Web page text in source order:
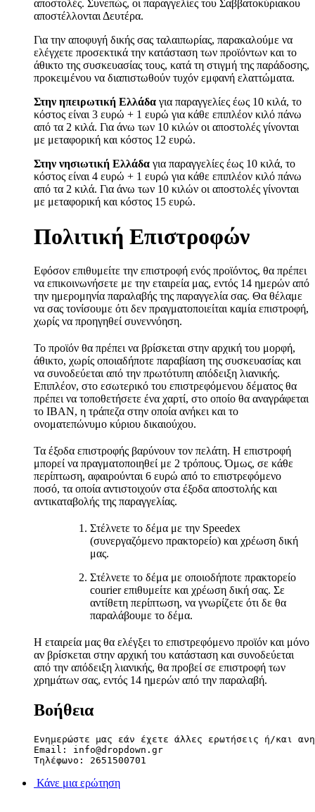
αποστολές. Συνεπώς, οι παραγγελίες του Σαββατοκύριακου
αποστέλλονται Δευτέρα.
Για την αποφυγή δικής σας ταλαιπωρίας, παρακαλούμε να
ελέγχετε προσεκτικά την κατάσταση των προϊόντων και το
άθικτο της συσκευασίας τους, κατά τη στιγμή της παράδοσης,
προκειμένου να διαπιστωθούν τυχόν εμφανή ελαττώματα.
Στην ηπειρωτική Ελλάδα για παραγγελίες έως 10 κιλά, το
κόστος είναι 3 ευρώ + 1 ευρώ για κάθε επιπλέον κιλό πάνω
από τα 2 κιλά. Για άνω των 10 κιλών οι αποστολές γίνονται
με μεταφορική και κόστος 12 ευρώ.
Στην νησιωτική Ελλάδα για παραγγελίες έως 10 κιλά, το
κόστος είναι 4 ευρώ + 1 ευρώ για κάθε επιπλέον κιλό πάνω
από τα 2 κιλά. Για άνω των 10 κιλών οι αποστολές γίνονται
με μεταφορική και κόστος 15 ευρώ.
Πολιτική Επιστροφών
Εφόσον επιθυμείτε την επιστροφή ενός προϊόντος, θα πρέπει
να επικοινωνήσετε με την εταιρεία μας, εντός 14 ημερών από
την ημερομηνία παραλαβής της παραγγελία σας. Θα θέλαμε
να σας τονίσουμε ότι δεν πραγματοποιείται καμία επιστροφή,
χωρίς να προηγηθεί συνεννόηση.
Το προϊόν θα πρέπει να βρίσκεται στην αρχική του μορφή,
άθικτο, χωρίς οποιαδήποτε παραβίαση της συσκευασίας και
να συνοδεύεται από την πρωτότυπη απόδειξη λιανικής.
Επιπλέον, στο εσωτερικό του επιστρεφόμενου δέματος θα
πρέπει να τοποθετήσετε ένα χαρτί, στο οποίο θα αναγράφεται
το IBAN, η τράπεζα στην οποία ανήκει και το
ονοματεπώνυμο κύριου δικαιούχου.
Τα έξοδα επιστροφής βαρύνουν τον πελάτη. Η επιστροφή
μπορεί να πραγματοποιηθεί με 2 τρόπους. Όμως, σε κάθε
περίπτωση, αφαιρούνται 6 ευρώ από το επιστρεφόμενο
ποσό, τα οποία αντιστοιχούν στα έξοδα αποστολής και
αντικαταβολής της παραγγελίας.
Στέλνετε το δέμα με την Speedex
(συνεργαζόμενο πρακτορείο) και χρέωση δική
μας.
Στέλνετε το δέμα με οποιοδήποτε πρακτορείο
courier επιθυμείτε και χρέωση δική σας. Σε
αντίθετη περίπτωση, να γνωρίζετε ότι δε θα
παραλάβουμε το δέμα.
Η εταιρεία μας θα ελέγξει το επιστρεφόμενο προϊόν και μόνο
αν βρίσκεται στην αρχική του κατάσταση και συνοδεύεται
από την απόδειξη λιανικής, θα προβεί σε επιστροφή των
χρημάτων σας, εντός 14 ημερών από την παραλαβή.
Βοήθεια
Ενημερώστε μας εάν έχετε άλλες ερωτήσεις ή/και
Email: info@dropdown.gr
Τηλέφωνο: 2651500701
Κάνε μια ερώτηση